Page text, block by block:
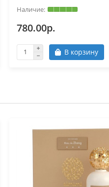
780.00р.
В корзину